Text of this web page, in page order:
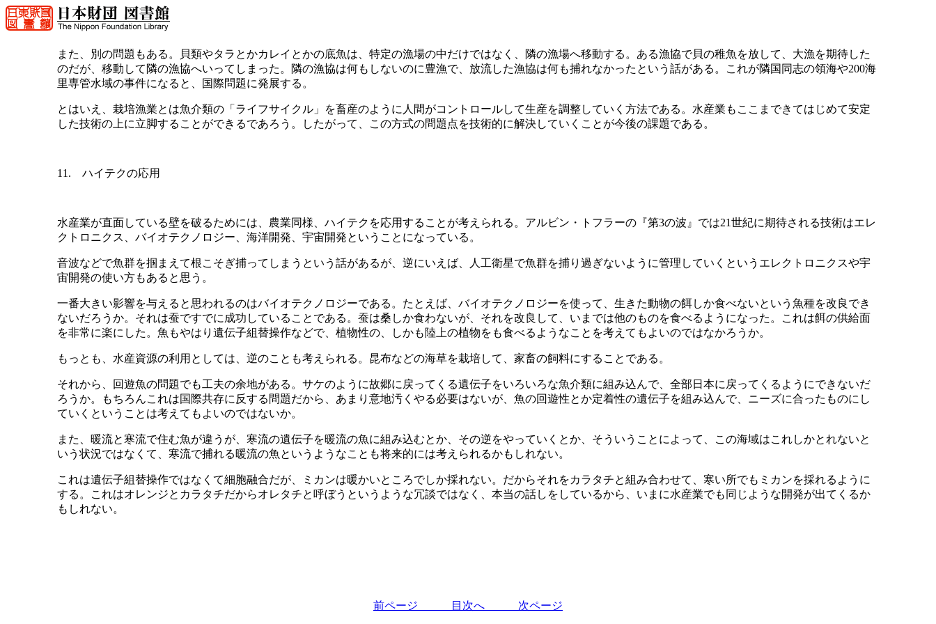
また、別の問題もある。貝類やタラとかカレイとかの底魚は、特定の漁場の中だけではなく、隣の漁場へ移動する。ある漁協で貝の稚魚を放して、大漁を期待した
のだが、移動して隣の漁協へいってしまった。隣の漁協は何もしないのに豊漁で、放流した漁協は何も捕れなかったという話がある。これが隣国同志の領海や200海
里専管水域の事件になると、国際問題に発展する。
とはいえ、栽培漁業とは魚介類の「ライフサイクル」を畜産のように人間がコントロールして生産を調整していく方法である。水産業もここまできてはじめて安定
した技術の上に立脚することができるであろう。したがって、この方式の問題点を技術的に解決していくことが今後の課題である。
11. ハイテクの応用
水産業が直面している壁を破るためには、農業同様、ハイテクを応用することが考えられる。アルビン・トフラーの『第3の波』では21世紀に期待される技術はエレ
クトロニクス、バイオテクノロジー、海洋開発、宇宙開発ということになっている。
音波などで魚群を掴まえて根こそぎ捕ってしまうという話があるが、逆にいえば、人工衛星で魚群を捕り過ぎないように管理していくというエレクトロニクスや宇
宙開発の使い方もあると思う。
一番大きい影響を与えると思われるのはバイオテクノロジーである。たとえば、バイオテクノロジーを使って、生きた動物の餌しか食べないという魚種を改良でき
ないだろうか。それは蚕ですでに成功していることである。蚕は桑しか食わないが、それを改良して、いまでは他のものを食べるようになった。これは餌の供給面
を非常に楽にした。魚もやはり遺伝子組替操作などで、植物性の、しかも陸上の植物をも食べるようなことを考えてもよいのではなかろうか。
もっとも、水産資源の利用としては、逆のことも考えられる。昆布などの海草を栽培して、家畜の飼料にすることである。
それから、回遊魚の問題でも工夫の余地がある。サケのように故郷に戻ってくる遺伝子をいろいろな魚介類に組み込んで、全部日本に戻ってくるようにできないだ
ろうか。もちろんこれは国際共存に反する問題だから、あまり意地汚くやる必要はないが、魚の回遊性とか定着性の遺伝子を組み込んで、ニーズに合ったものにし
ていくということは考えてもよいのではないか。
また、暖流と寒流で住む魚が違うが、寒流の遺伝子を暖流の魚に組み込むとか、その逆をやっていくとか、そういうことによって、この海域はこれしかとれないと
いう状況ではなくて、寒流で捕れる暖流の魚というようなことも将来的には考えられるかもしれない。
これは遺伝子組替操作ではなくて細胞融合だが、ミカンは暖かいところでしか採れない。だからそれをカラタチと組み合わせて、寒い所でもミカンを採れるように
する。これはオレンジとカラタチだからオレタチと呼ぼうというような冗談ではなく、本当の話しをしているから、いまに水産業でも同じような開発が出てくるか
もしれない。
前ページ 目次へ 次ページ